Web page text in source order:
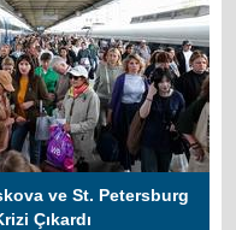
ve St. Petersburg
Çıkardı